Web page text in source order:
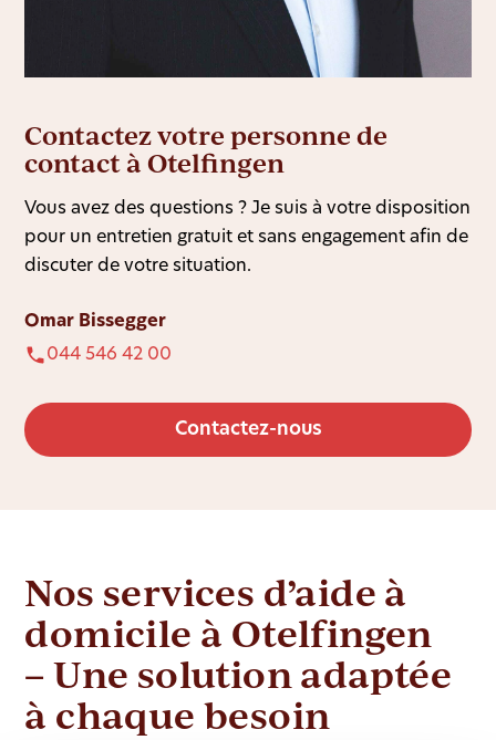
Contactez votre personne de
contact à Otelfingen
Vous avez des questions ? Je suis à votre disposition
pour un entretien gratuit et sans engagement afin de
discuter de votre situation.
Omar Bissegger
044 546 42 00
Contactez-nous
Nos services d’aide à
domicile à Otelfingen
– Une solution adaptée
à chaque besoin